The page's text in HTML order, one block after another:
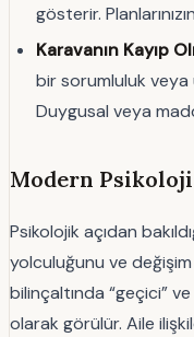
gösterir.
Karavanın Kayıp
bir sorumluluk
Duygusal veya
Modern
Psikolojik açıdan
yolculuğunu ve değişim
bilinçaltında “geçici”
olarak görülür. Aile